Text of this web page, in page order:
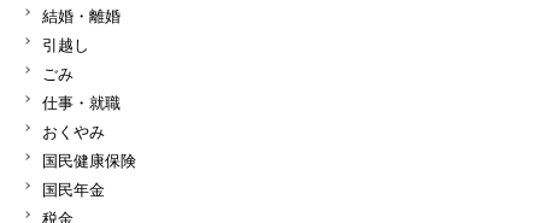
結婚・離婚
引越し
ごみ
仕事・就職
おくやみ
国民健康保険
国民年金
税金